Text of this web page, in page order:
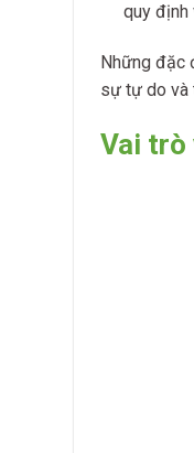
quy định
Những đặc
sự tự do và
Vai trò